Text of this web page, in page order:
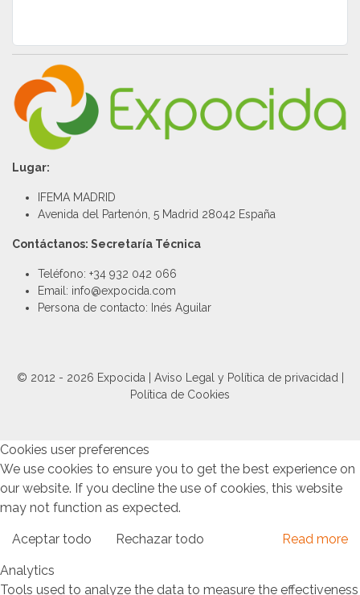
Lugar:
IFEMA MADRID
Avenida del Partenón, 5 Madrid 28042 España
Contáctanos: Secretaría Técnica
Teléfono: +34 932 042 066
Email: info@expocida.com
Persona de contacto: Inés Aguilar
© 2012 - 2026 Expocida | Aviso Legal y Política de privacidad
Política de Cookies
Cookies user preferences
We use cookies to ensure you to get the best experience on
our website. If you decline the use of cookies, this website
may not function as expected.
Aceptar todo Rechazar todo Read more
Analytics
Tools used to analyze the data to measure the effectiveness